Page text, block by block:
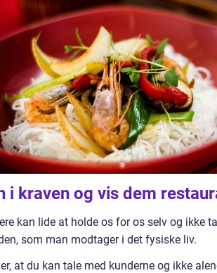
i kraven og vis dem
kan lide at holde os for os selv og ikke
som man modtager i det fysiske liv.
at du kan tale med kunderne og ikke